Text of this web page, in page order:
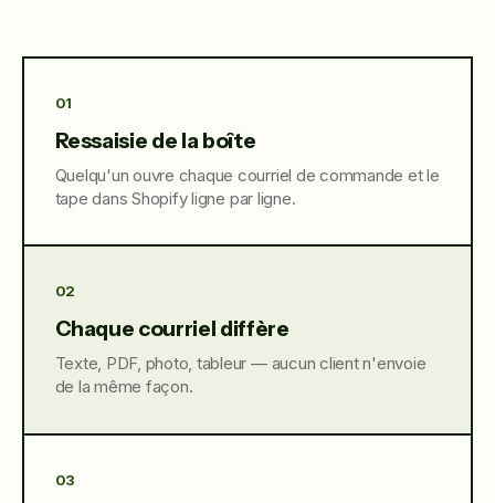
01
Ressaisie de la boîte
Quelqu'un ouvre chaque courriel de commande et le
tape dans Shopify ligne par ligne.
02
Chaque courriel diffère
Texte, PDF, photo, tableur — aucun client n'envoie
de la même façon.
03